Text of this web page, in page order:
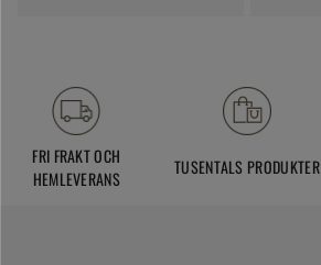
FRI FRAKT OCH
HEMLEVERANS
TUSENTALS PRODUKTER